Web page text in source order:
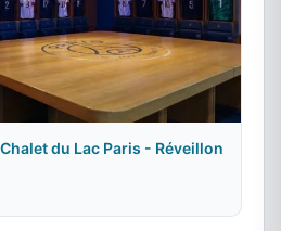
du Lac Paris - Réveillon